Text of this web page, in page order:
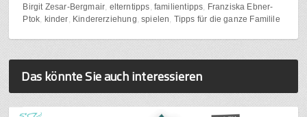
Birgit Zesar-Bergmair elterntipps familientipps
Franziska Ebner-
Ptok
kinder Kindererziehung spielen Tipps für die ganze Familile
Das könnte Sie auch interessieren